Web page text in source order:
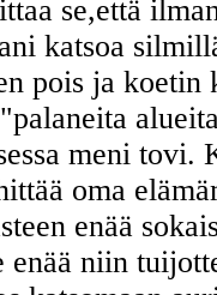
se,että
katsoa
pois ja
meni
oma
enää
enää niin